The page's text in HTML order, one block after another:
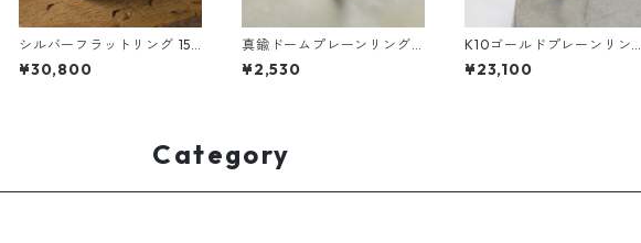
シルバーフラットリング 15.
0mm幅 つや消し槌目 3号～
27号｜WKS FLAT RING 15.0
¥30,800
真鍮ドームプレーンリング
2.5mm幅 つや消し 3号～27
号｜WKH DOME PLAIN RIN
¥2,530
K10ゴールドプレーンリング
1.0mm幅 槌目 3号～27号｜
WKS PLANE RING 1.0 K10
¥23,100
Category